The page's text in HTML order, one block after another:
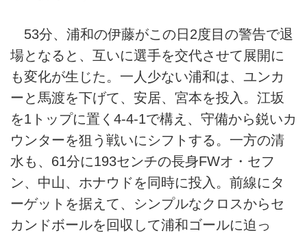
53分、浦和の伊藤がこの日2度目の警告で退
場となると、互いに選手を交代させて展開に
も変化が生じた。一人少ない浦和は、ユンカ
ーと馬渡を下げて、安居、宮本を投入。江坂
を1トップに置く4-4-1で構え、守備から鋭いカ
ウンターを狙う戦いにシフトする。一方の清
水も、61分に193センチの長身FWオ・セフ
ン、中山、ホナウドを同時に投入。前線にタ
ーゲットを据えて、シンプルなクロスからセ
カンドボールを回収して浦和ゴールに迫っ